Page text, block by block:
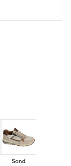
Sand